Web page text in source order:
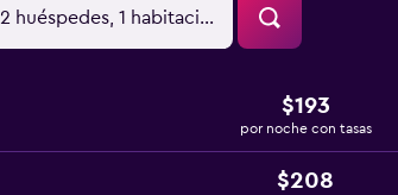
2 huéspedes, 1 habitación
$193
por noche con tasas
$208